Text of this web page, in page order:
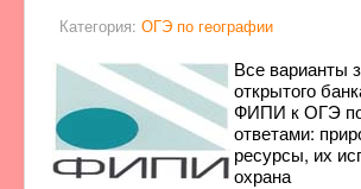
Категория: ОГЭ по географии
Все варианты
открытого
ФИПИ к ОГЭ по
ответами:
ресурсы, их
охрана